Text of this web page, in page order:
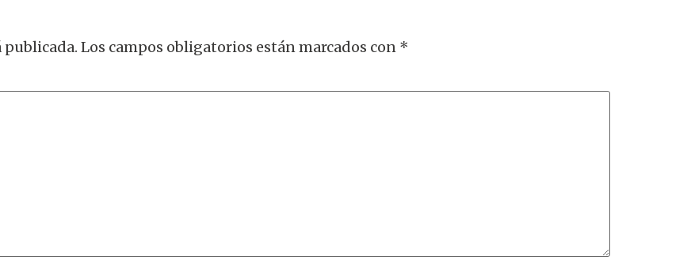
publicada. Los campos obligatorios están marcados con *